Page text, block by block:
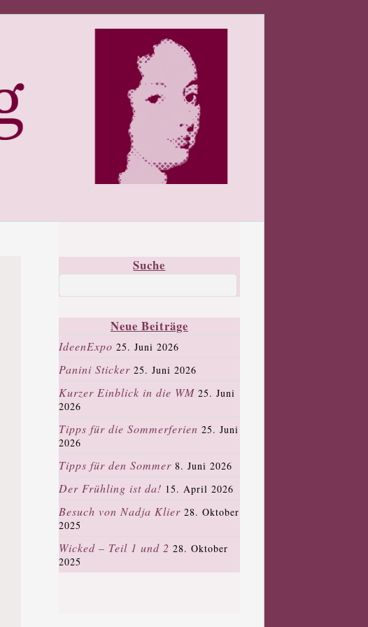
Suche
Neue Beiträge
IdeenExpo 25. Juni 2026
Panini Sticker 25. Juni 2026
Kurzer Einblick in die WM 25. Juni
2026
Tipps für die Sommerferien 25. Juni
2026
Tipps für den Sommer 8. Juni 2026
Der Frühling ist da! 15. April 2026
Besuch von Nadja Klier 28. Oktober
2025
Wicked – Teil 1 und 2 28. Oktober
2025